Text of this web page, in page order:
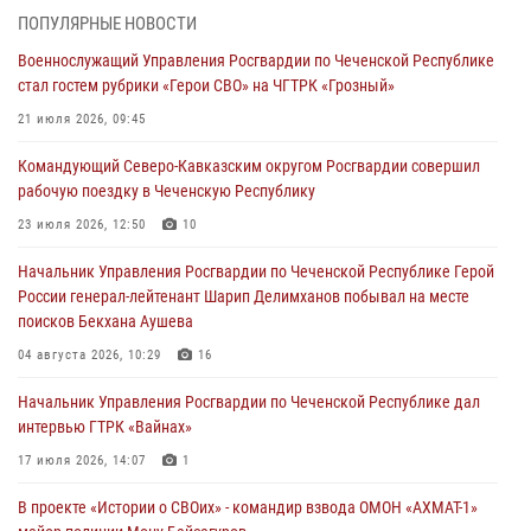
Командующий Северо-Кавказским округом Росгвардии совершил
23 июля 2026, 12:50
Военнослужащий Управления Росгвардии по Чеченской Республике
21 июля 2026, 09:45
В ДНР росгвардейцы уничтожили около 80 вражеских
19 июля 2026, 13:50
В Грозном Росгвардия обеспечила безопасность конно-спортивных
соревнований
ПОПУЛЯРНЫЕ НОВОСТИ
Военнослужащий Управления Росгвардии по Чеченской Республике
стал гостем рубрики «Герои СВО» на ЧГТРК «Грозный»
21 июля 2026, 09:45
Командующий Северо-Кавказским округом Росгвардии совершил
рабочую поездку в Чеченскую Республику
23 июля 2026, 12:50 10
Начальник Управления Росгвардии по Чеченской Республике Герой
России генерал-лейтенант Шарип Делимханов побывал на месте
поисков Бекхана Аушева
04 августа 2026, 10:29 16
Начальник Управления Росгвардии по Чеченской Республике дал
интервью ГТРК «Вайнах»
17 июля 2026, 14:07 1
В проекте «Истории о СВОих» - командир взвода ОМОН «АХМАТ-1»